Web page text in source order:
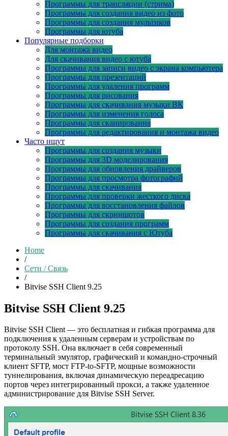
Программы для трансляции (стрима)
Программы для создания видео из фото
Программы для создания мультиков
Программы для ютуба
Популярные подборки
Для монтажа видео
Для скачивания видео с ютуба
Программы для записи видео с экрана компьютера
Программы для презентаций
Программы для удаления программ
Программы для рисования
Программы для скачивания музыки ВК
Программы для изменения голоса
Программы для сканирования
Программы для редактирования и монтажа видео
Часто ищут
Программы для создания музыки
Программы для 3D моделирования
Программы для обновления драйверов
Программы для просмотра фотографий
Программы для скачивания
Программы для проверки жесткого диска
Программы для восстановления файлов
Программы для скриншотов
Программы для создания программ
Программы для скачивания с Ютуба
Home
/
Сети / Связь
/
Bitvise SSH Client 9.25
Bitvise SSH Client 9.25
Bitvise SSH Client — это бесплатная и гибкая программа для
подключения к удаленным серверам и устройствам по
протоколу SSH. Она включает в себя современный
терминальный эмулятор, графический и командно-строчный
клиент SFTP, мост FTP-to-SFTP, мощные возможности
туннелирования, включая динамическую переадресацию
портов через интегрированный прокси, а также удаленное
администрирование для Bitvise SSH Server.